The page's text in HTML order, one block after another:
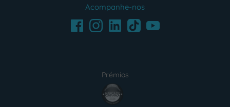
Acompanhe-nos
FacebookInstagramLinkedInTikTokYoutube
Prémios
award4